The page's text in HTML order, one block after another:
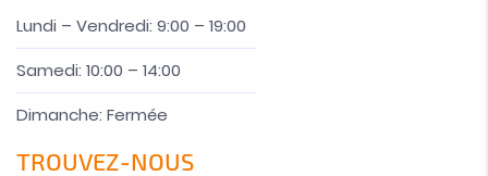
Lundi – Vendredi: 9:00 – 19:00
Samedi: 10:00 – 14:00
Dimanche: Fermée
TROUVEZ-NOUS